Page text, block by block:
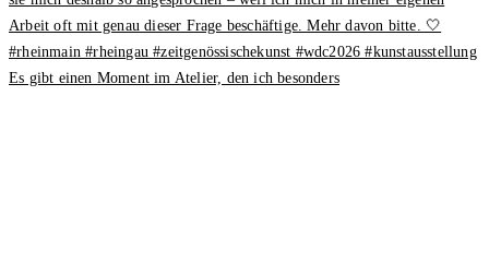
Es gibt einen Moment im Atelier, den ich besonders